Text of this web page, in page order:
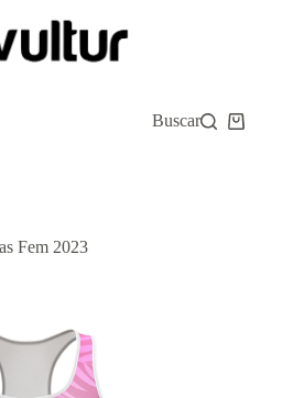
Buscar
Carro
Fem 2023